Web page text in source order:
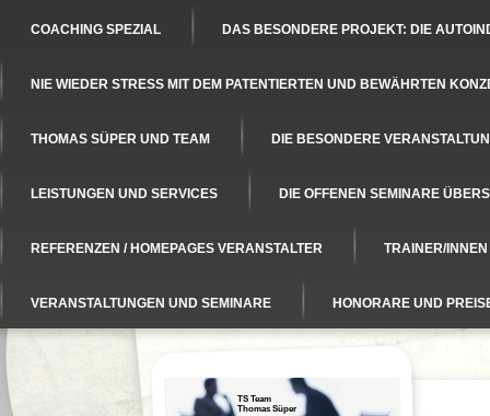
COACHING SPEZIAL DAS BESONDERE PROJEKT: DIE
NIE WIEDER STRESS MIT DEM PATENTIERTEN UND BEWÄHRTEN
THOMAS SÜPER UND TEAM DIE BESONDERE
LEISTUNGEN UND SERVICES DIE OFFENEN SEMINARE
REFERENZEN / HOMEPAGES VERANSTALTER TRAINER/
VERANSTALTUNGEN UND SEMINARE HONORARE UND
TS Team
Thomas Süper